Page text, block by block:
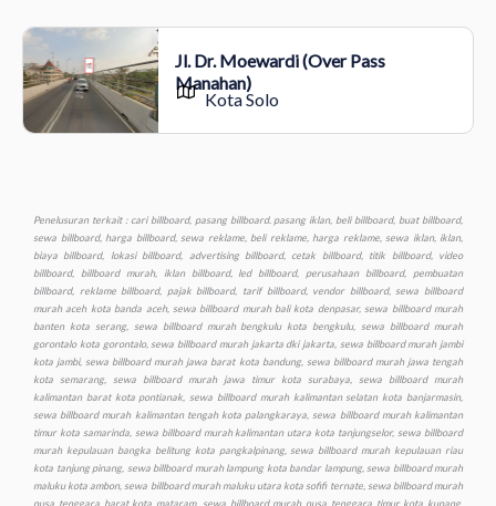
Jl. Dr. Moewardi (Over Pass
Manahan)
Kota Solo
Penelusuran terkait : cari billboard, pasang billboard. pasang iklan, beli billboard, buat billboard, sewa billboard, harga billboard, sewa reklame, beli reklame, harga reklame, sewa iklan, iklan, biaya billboard, lokasi billboard, advertising billboard, cetak billboard, titik billboard, video billboard, billboard murah, iklan billboard, led billboard, perusahaan billboard, pembuatan billboard, reklame billboard, pajak billboard, tarif billboard, vendor billboard, sewa billboard murah aceh kota banda aceh, sewa billboard murah bali kota denpasar, sewa billboard murah banten kota serang, sewa billboard murah bengkulu kota bengkulu, sewa billboard murah gorontalo kota gorontalo, sewa billboard murah jakarta dki jakarta, sewa billboard murah jambi kota jambi, sewa billboard murah jawa barat kota bandung, sewa billboard murah jawa tengah kota semarang, sewa billboard murah jawa timur kota surabaya, sewa billboard murah kalimantan barat kota pontianak, sewa billboard murah kalimantan selatan kota banjarmasin, sewa billboard murah kalimantan tengah kota palangkaraya, sewa billboard murah kalimantan timur kota samarinda, sewa billboard murah kalimantan utara kota tanjungselor, sewa billboard murah kepulauan bangka belitung kota pangkalpinang, sewa billboard murah kepulauan riau kota tanjung pinang, sewa billboard murah lampung kota bandar lampung, sewa billboard murah maluku kota ambon, sewa billboard murah maluku utara kota sofifi ternate, sewa billboard murah nusa tenggara barat kota mataram, sewa billboard murah nusa tenggara timur kota kupang, sewa billboard murah papua kota jayapura, sewa billboard murah papua barat kota manokwari, sewa billboard murah riau kota pekanbaru, sewa billboard murah sulawesi barat kota mamuju, sewa billboard murah sulawesi selatan kota makassar, sewa billboard murah sulawesi tengah kota palu, sewa billboard murah sulawesi tenggara kota kendari, sewa billboard murah sulawesi utara kota manado, sewa billboard murah sumatera barat kota padang, sewa billboard murah sumatera selatan kota palembang, sewa billboard murah sumatera utara kota medan, sewa billboard murah yogyakarta kota yogyakarta, sewa baliho murah aceh kota banda aceh, sewa baliho murah bali kota denpasar, sewa baliho murah banten kota serang, sewa baliho murah bengkulu kota bengkulu, sewa baliho murah gorontalo kota gorontalo, sewa baliho murah jakarta dki jakarta, sewa baliho murah jambi kota jambi, sewa baliho murah jawa barat kota bandung, sewa baliho murah jawa tengah kota semarang, sewa baliho murah jawa timur kota surabaya, sewa baliho murah kalimantan barat kota pontianak, sewa baliho murah kalimantan selatan kota banjarmasin, sewa baliho murah, kalimantan tengah kota palangkaraya, sewa baliho murah kalimantan timur kota samarinda, sewa baliho murah kalimantan utara kota tanjungselor, sewa baliho murah kepulauan bangka belitung kota pangkalpinang, sewa murah baliho kepulauan riau kota tanjung pinang, sewa baliho murah lampung kota bandar lampung, sewa baliho murah maluku kota ambon, sewa baliho murah maluku utara kota sofifi ternate, sewa baliho murah nusa tenggara barat kota mataram, sewa baliho murah nusa tenggara timur kota kupang, sewa baliho murah papua kota jayapura, sewa baliho murah papua barat kota manokwari, sewa baliho murah riau kota pekanbaru, sewa baliho murah sulawesi barat kota mamuju, sewa baliho murah sulawesi selatan kota makassar, sewa baliho murah sulawesi tengah kota palu, sewa baliho murah sulawesi tenggara kota kendari, sewa baliho murah sulawesi utara kota manado, sewa baliho murah sumatera barat kota padang, sewa baliho murah sumatera selatan kota palembang, sewa baliho murah sumatera utara kota medan, sewa baliho murah yogyakarta kota yogyakarta, sewa videotron murah aceh kota banda aceh, sewa videotron murah bali kota denpasar, sewa videotron murah banten kota serang, sewa videotron murah bengkulu kota bengkulu, sewa videotron murah gorontalo kota gorontalo, sewa videotron murah jakarta dki jakarta, sewa videotron murah jambi kota jambi, sewa videotron murah jawa barat kota bandung, sewa videotron murah jawa tengah kota semarang, sewa videotron murah jawa timur kota surabaya, sewa videotron murah kalimantan barat kota pontianak, sewa videotron murah kalimantan selatan kota banjarmasin, sewa videotron murah kalimantan tengah kota palangkaraya, sewa videotron murah kalimantan timur kota samarinda, sewa videotron murah kalimantan utara kota tanjungselor, sewa videotron murah kepulauan bangka belitung kota pangkalpinang, sewa videotron murah kepulauan riau kota tanjung pinang, sewa videotron murah lampung kota bandar lampung, sewa videotron murah maluku kota ambon, sewa videotron murah maluku utara kota sofifi ternate, sewa videotron murah nusa tenggara barat kota mataram, sewa videotron murah nusa tenggara timur kota kupang, sewa videotron murah papua kota jayapura, sewa videotron murah papua barat kota manokwari, sewa videotron murah riau kota pekanbaru, sewa videotron murah sulawesi barat kota mamuju, sewa videotron murah sulawesi selatan kota makassar, sewa videotron murah sulawesi tengah kota palu, sewa videotron murah sulawesi tenggara kota kendari, sewa videotron murah sulawesi utara kota manado, sewa videotron murah sumatera barat kota padang, sewa videotron murah sumatera selatan kota palembang, sewa videotron murah sumatera utara kota medan, sewa videotron murah yogyakarta kota yogyakarta, produksi murah billboard aceh kota banda aceh, produksi billboard murah bali kota denpasar, produksi billboard murah banten kota serang, produksi billboard murah bengkulu kota bengkulu, produksi billboard murah gorontalo kota gorontalo, produksi billboard murah jakarta dki jakarta, produksi billboard murah jambi kota jambi, produksi billboard murah jawa barat kota bandung, produksi billboard murah jawa tengah kota semarang, produksi billboard murah jawa timur kota surabaya, produksi billboard murah kalimantan barat kota pontianak, produksi billboard murah kalimantan selatan kota banjarmasin, produksi billboard murah kalimantan tengah kota palangkaraya, produksi billboard murah kalimantan timur kota samarinda, produksi billboard murah kalimantan utara kota tanjungselor, produksi billboard murah kepulauan bangka belitung kota pangkalpinang, produksi billboard murah kepulauan riau kota tanjung pinang, produksi billboard murah lampung kota bandar lampung, produksi billboard murah maluku kota ambon, produksi billboard maluku utara kota sofifi ternate, produksi billboard murah nusa tenggara barat kota mataram, produksi billboard murah nusa tenggara timur kota kupang, produksi billboard murah papua kota jayapura, produksi billboard murah papua barat kota manokwari, produksi billboard murah riau kota pekanbaru, produksi billboard murah sulawesi barat kota mamuju, produksi billboard murah sulawesi selatan kota makassar, produksi billboard murah sulawesi tengah kota palu, produksi billboard murah sulawesi tenggara kota kendari, produksi billboard murah sulawesi utara kota manado, produksi billboard murah sumatera barat kota padang, produksi billboard murah sumatera selatan kota palembang, produksi billboard murah sumatera utara kota medan, produksi billboard murah yogyakarta kota yogyakarta, produksi baliho murah aceh kota banda aceh, produksi baliho murah bali kota denpasar, produksi baliho murah banten kota serang, produksi baliho murah bengkulu kota bengkulu, produksi baliho murah gorontalo kota gorontalo, produksi baliho murah jakarta dki jakarta, produksi baliho murah jambi kota jambi, produksi baliho murah jawa barat kota bandung, produksi baliho murah jawa tengah kota semarang, produksi baliho murah jawa timur kota surabaya, produksi baliho murah kalimantan barat kota pontianak, produksi baliho murah kalimantan selatan kota banjarmasin, produksi baliho murah kalimantan tengah kota palangkaraya, produksi baliho murah kalimantan timur kota samarinda, produksi baliho murah kalimantan utara kota tanjungselor, produksi baliho murah kepulauan bangka belitung kota pangkalpinang, produksi baliho murah kepulauan riau kota tanjung pinang, produksi baliho murah lampung kota bandar lampung, produksi baliho murah maluku kota ambon, produksi baliho murah maluku utara kota sofifi ternate, produksi baliho murah nusa tenggara barat kota mataram, produksi baliho murah nusa tenggara timur kota kupang, produksi baliho murah papua kota jayapura, produksi baliho murah papua barat kota manokwari, produksi baliho murah riau kota pekanbaru, produksi baliho murah sulawesi barat kota mamuju, produksi baliho murah sulawesi selatan kota makassar, produksi baliho murah sulawesi tengah kota palu, produksi baliho murah sulawesi tenggara kota kendari, produksi baliho murah sulawesi utara kota manado, produksi baliho murah sumatera barat kota padang, produksi baliho murah sumatera selatan kota palembang, produksi baliho murah sumatera utara kota medan, produksi baliho murah yogyakarta kota yogyakarta, produksi videotron murah aceh kota banda aceh, produksi videotron murah bali kota denpasar, produksi videotron murah banten kota serang, produksi videotron murah bengkulu kota bengkulu, produksi videotron murah gorontalo kota gorontalo, produksi videotron murah jakarta dki jakarta, produksi videotron murah jambi kota jambi, produksi videotron murah jawa barat kota bandung, produksi murah videotron jawa tengah kota semarang, produksi videotron murah jawa timur kota surabaya, produksi videotron murah kalimantan barat kota pontianak, produksi videotron murah kalimantan selatan kota banjarmasin, produksi videotron murah, kalimantan tengah kota palangkaraya, produksi videotron murah kalimantan timur kota samarinda, produksi videotron murah kalimantan utara kota tanjungselor, produksi videotron murah kepulauan bangka belitung kota pangkalpinang, produksi videotron murah kepulauan riau kota tanjung pinang, produksi videotron murah lampung kota bandar lampung, produksi videotron murah maluku kota ambon, produksi videotron murah maluku utara